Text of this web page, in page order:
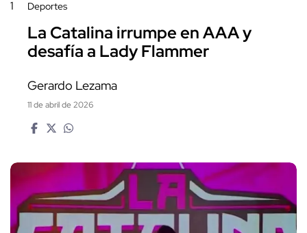
1 Deportes
La Catalina irrumpe en AAA y
desafía a Lady Flammer
Gerardo Lezama
11 de abril de 2026